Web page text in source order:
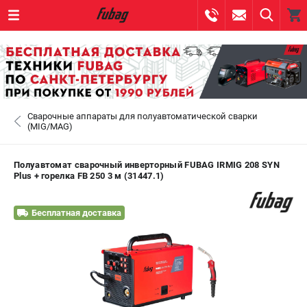
ВХОД ИЛИ РЕГИСТРАЦИЯ
+7 (812) 317-60-57 - ЗАКАЗ ИЗДЕЛИЙ
САНКТ-ПЕТЕРБУРГ
0 ₽
Сварочные аппараты для полуавтоматической сварки
(MIG/MAG)
Полуавтомат сварочный инверторный FUBAG IRMIG 208 SYN
Plus + горелка FB 250 3 м (31447.1)
Бесплатная доставка